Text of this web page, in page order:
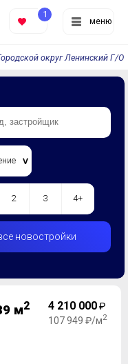
меню
1
округ Ленинский Г/О
2 3 4+
новостройки
м2 4 210 000₽
107 949 ₽/м2